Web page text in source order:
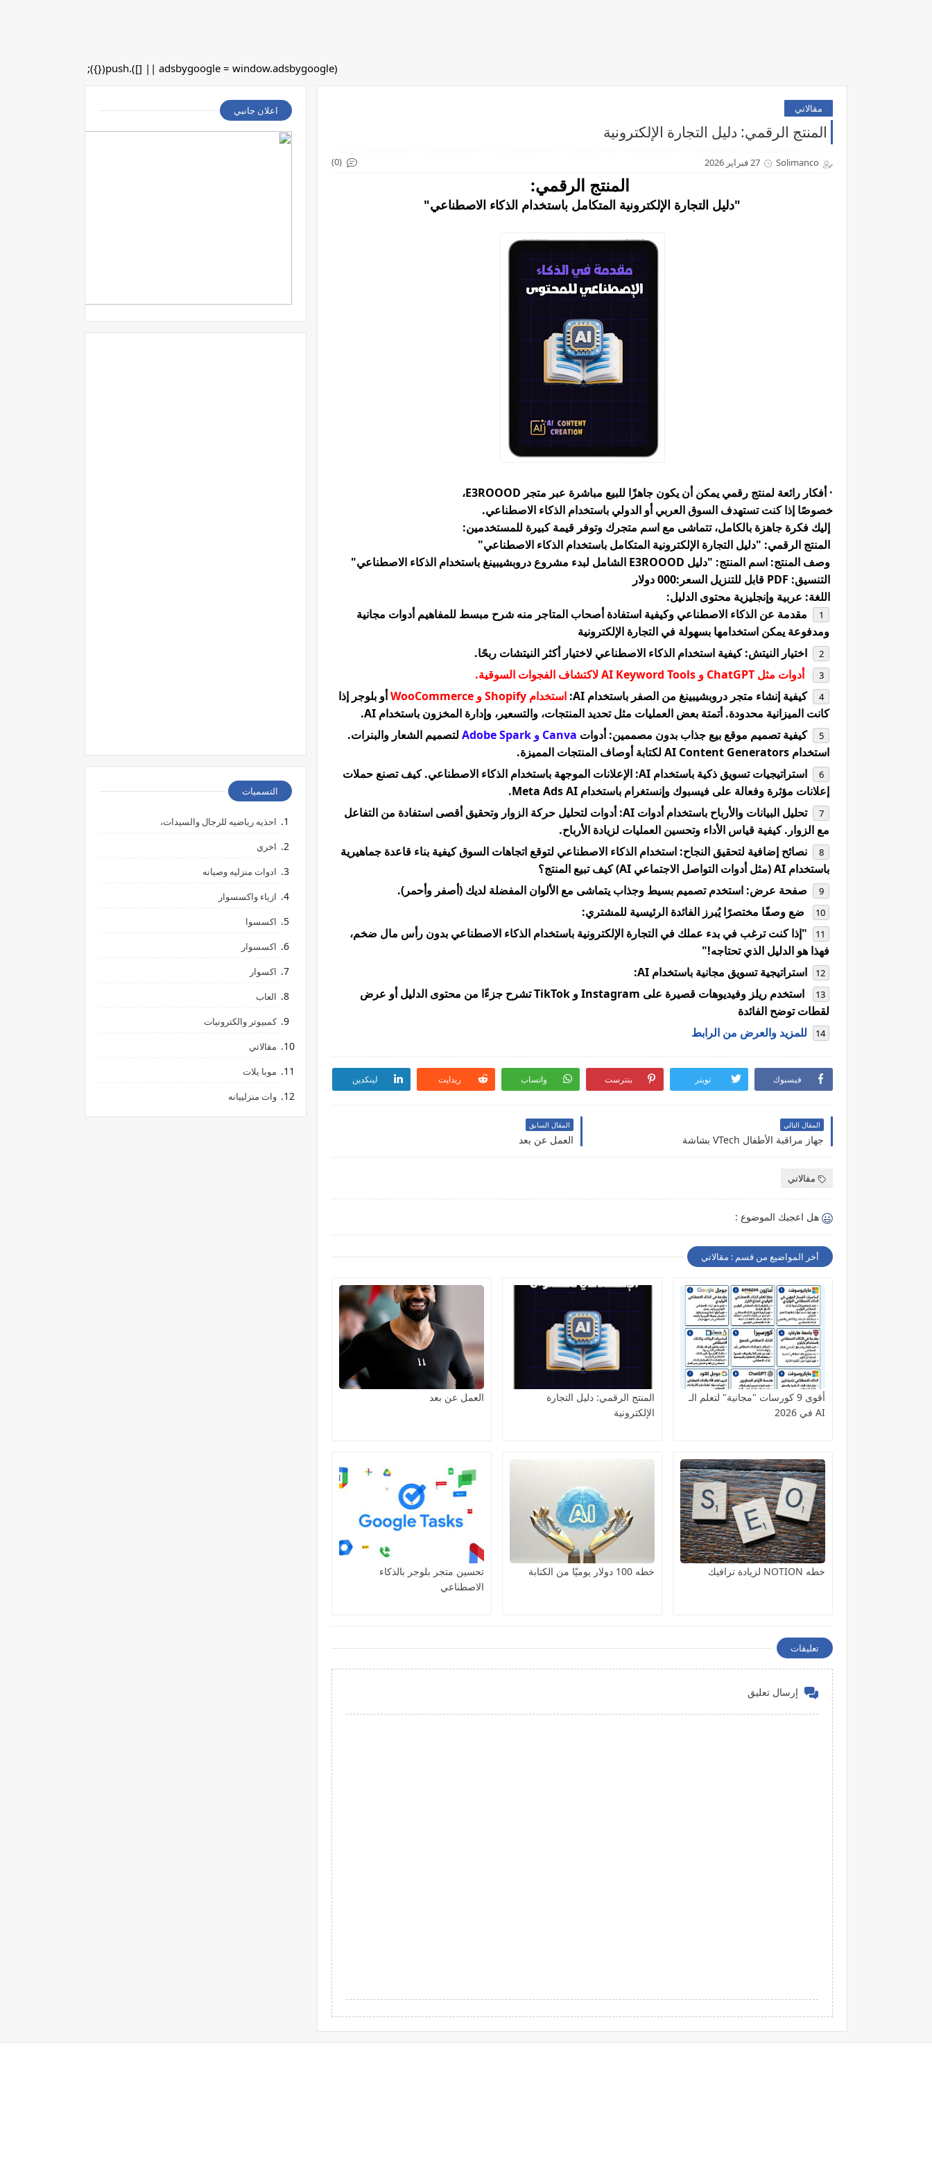
(adsbygoogle = window.adsbygoogle || []).push({});
مقالاتي
المنتج الرقمي: دليل التجارة الإلكترونية
Solimanco 27 فبراير 2026 (0)
المنتج الرقمي:
"دليل التجارة الإلكترونية المتكامل باستخدام الذكاء الاصطناعي"
· أفكار رائعة لمنتج رقمي يمكن أن يكون جاهزًا للبيع مباشرة عبر متجر E3ROOOD،
خصوصًا إذا كنت تستهدف السوق العربي أو الدولي باستخدام الذكاء الاصطناعي.
إليك فكرة جاهزة بالكامل، تتماشى مع اسم متجرك وتوفر قيمة كبيرة للمستخدمين:
المنتج الرقمي: "دليل التجارة الإلكترونية المتكامل باستخدام الذكاء الاصطناعي"
وصف المنتج: اسم المنتج: "دليل E3ROOOD الشامل لبدء مشروع دروبشيبينغ باستخدام الذكاء الاصطناعي"
التنسيق: PDF قابل للتنزيل السعر:000 دولار
اللغة: عربية وإنجليزية محتوى الدليل:
مقدمة عن الذكاء الاصطناعي وكيفية استفادة أصحاب المتاجر منه شرح مبسط للمفاهيم أدوات مجانية
ومدفوعة يمكن استخدامها بسهولة في التجارة الإلكترونية
اختيار النيتش: كيفية استخدام الذكاء الاصطناعي لاختيار أكثر النيتشات ربحًا.
أدوات مثل ChatGPT و AI Keyword Tools لاكتشاف الفجوات السوقية.
كيفية إنشاء متجر دروبشيبينغ من الصفر باستخدام AI:
استخدام Shopify و WooCommerce
أو بلوجر إذا
كانت الميزانية محدودة. أتمتة بعض العمليات مثل تحديد المنتجات، والتسعير، وإدارة المخزون باستخدام AI.
كيفية تصميم موقع بيع جذاب بدون مصممين: أدوات
لتصميم الشعار والبنرات.
استخدام AI Content Generators لكتابة أوصاف المنتجات المميزة.
استراتيجيات تسويق ذكية باستخدام AI: الإعلانات الموجهة باستخدام الذكاء الاصطناعي. كيف تصنع حملات
إعلانات مؤثرة وفعالة على فيسبوك وإنستغرام باستخدام Meta Ads AI.
تحليل البيانات والأرباح باستخدام أدوات AI: أدوات لتحليل حركة الزوار وتحقيق أقصى استفادة من التفاعل
مع الزوار. كيفية قياس الأداء وتحسين العمليات لزيادة الأرباح.
نصائح إضافية لتحقيق النجاح: استخدام الذكاء الاصطناعي لتوقع اتجاهات السوق كيفية بناء قاعدة جماهيرية
باستخدام AI (مثل أدوات التواصل الاجتماعي AI) كيف تبيع المنتج؟
صفحة عرض: استخدم تصميم بسيط وجذاب يتماشى مع الألوان المفضلة لديك (أصفر وأحمر).
ضع وصفًا مختصرًا يُبرز الفائدة الرئيسية للمشتري:
"إذا كنت ترغب في بدء عملك في التجارة الإلكترونية باستخدام الذكاء الاصطناعي بدون رأس مال ضخم،
فهذا هو الدليل الذي تحتاجه!"
استراتيجية تسويق مجانية باستخدام AI:
استخدم ريلز وفيديوهات قصيرة على Instagram و TikTok تشرح جزءًا من محتوى الدليل أو عرض
لقطات توضح الفائدة
للمزيد والعرض من الرابط
فيسبوك تويتر بنترست واتساب ريدايت لينكدين
المقال التالي
جهاز مراقبة الأطفال VTech بشاشة
المقال السابق
العمل عن بعد
مقالاتي
هل اعجبك الموضوع :
أخر المواضيع من قسم : مقالاتي
أقوى 9 كورسات "مجانية" لتعلم الـ
AI في 2026
المنتج الرقمي: دليل التجارة
الإلكترونية
العمل عن بعد
خطه NOTION لزيادة ترافيك خطه 100 دولار يوميًا من الكتابة
تحسين متجر بلوجر بالذكاء
الاصطناعي
تعليقات
إرسال تعليق
اعلان جانبي
التسميات
احذيه رياضيه للرجال والسيدات،
اخري
ادوات منزليه وصيانه
ازياء واكسسوار
اكسسوا
اكسسوار
اكسوار
العاب
كمبيوتر والكترونيات
مقالاتي
موبا يلات
وات منزلييانه